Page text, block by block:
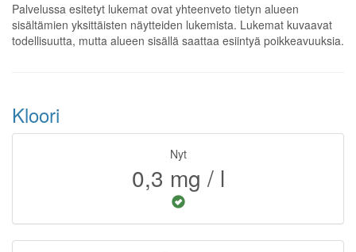
Palvelussa esitetyt lukemat ovat yhteenveto tietyn alueen
sisältämien yksittäisten näytteiden lukemista. Lukemat kuvaavat
todellisuutta, mutta alueen sisällä saattaa esiintyä poikkeavuuksia.
Kloori
Nyt
0,3 mg / l